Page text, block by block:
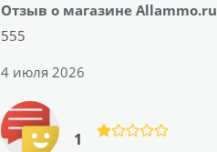
Отзыв о магазине Allammo.ru
555
4 июля 2026
1